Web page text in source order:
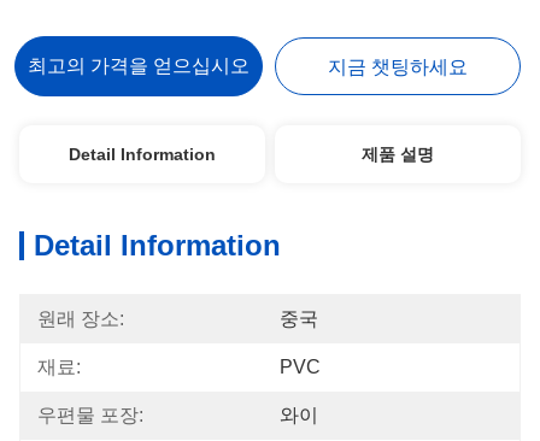
최고의 가격을 얻으십시오 지금 챗팅하세요
Detail Information 제품 설명
Detail Information
원래 장소: 중국
재료: PVC
우편물 포장: 와이